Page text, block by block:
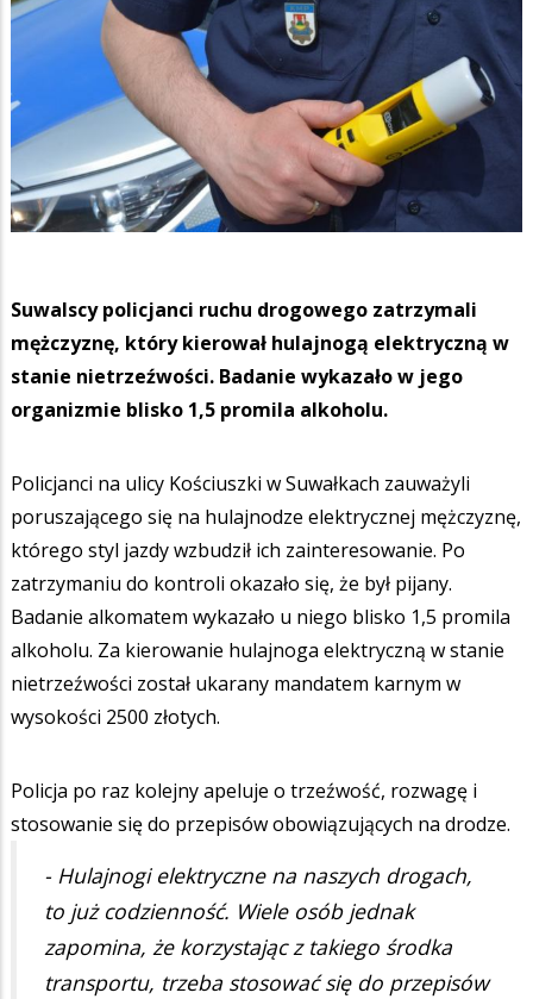
Suwalscy policjanci ruchu drogowego zatrzymali
mężczyznę, który kierował hulajnogą elektryczną w
stanie nietrzeźwości. Badanie wykazało w jego
organizmie blisko 1,5 promila alkoholu.
Policjanci na ulicy Kościuszki w Suwałkach zauważyli
poruszającego się na hulajnodze elektrycznej mężczyznę,
którego styl jazdy wzbudził ich zainteresowanie. Po
zatrzymaniu do kontroli okazało się, że był pijany.
Badanie alkomatem wykazało u niego blisko 1,5 promila
alkoholu. Za kierowanie hulajnoga elektryczną w stanie
nietrzeźwości został ukarany mandatem karnym w
wysokości 2500 złotych.
Policja po raz kolejny apeluje o trzeźwość, rozwagę i
stosowanie się do przepisów obowiązujących na drodze.
- Hulajnogi elektryczne na naszych drogach,
to już codzienność. Wiele osób jednak
zapomina, że korzystając z takiego środka
transportu, trzeba stosować się do przepisów